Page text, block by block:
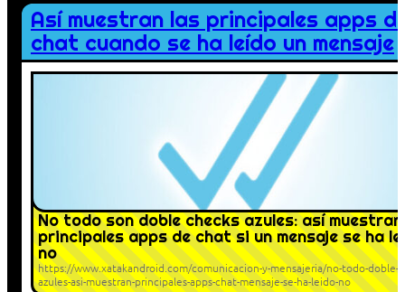
Así muestran las principales apps
chat cuando se ha leído un mensaje
No todo son doble checks azules: así
principales apps de chat si un mensaje se ha
no
https://www.xatakandroid.com/comunicacion-y-mensajeria/no-todo-doble-
azules-asi-muestran-principales-apps-chat-mensaje-se-ha-leido-no